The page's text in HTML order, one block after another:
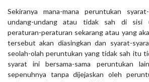
Sekiranya mana-mana peruntukan
undang-undang atau tidak sah di sisi
peraturan-peraturan sekarang atau yang
tersebut akan diasingkan dan syarat-
seolah-olah peruntukan yang tidak sah itu
syarat ini bersama-sama peruntukan
sepenuhnya tanpa dijejaskan oleh